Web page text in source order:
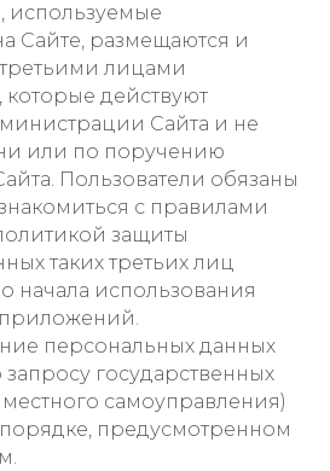
используемые
Сайте, размещаются и
лицами
которые действуют
Сайта и не
или по поручению
Пользователи обязаны
с правилами
защиты
таких третьих лиц
начала использования
приложений.
персональных данных
государственных
самоуправления)
порядке, предусмотренном